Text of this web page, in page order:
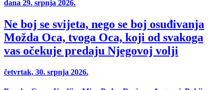
dana 29. srpnja 2026.
Ne boj se svijeta, nego se boj osuđivanja
Možda Oca, tvoga Oca, koji od svakoga
vas očekuje predaju Njegovoj volji
četvrtak, 30. srpnja 2026.